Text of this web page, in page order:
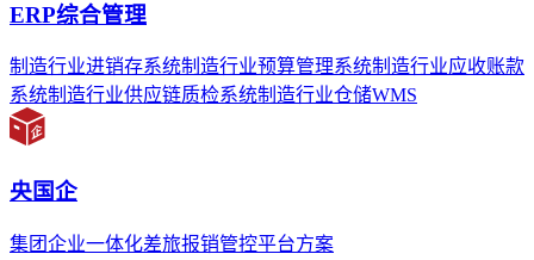
ERP综合管理
制造行业进销存系统制造行业预算管理系统制造行业应收账款
系统制造行业供应链质检系统制造行业仓储WMS
央国企
集团企业一体化差旅报销管控平台方案